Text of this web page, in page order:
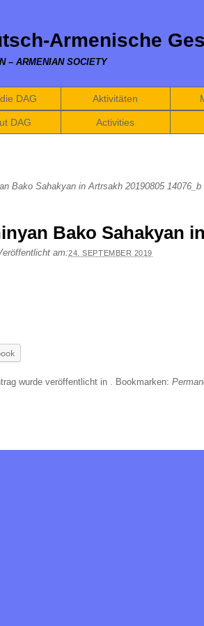
Armenische
– ARMENIAN SOCIETY
DAG Aktivitäten
DAG Activities
Bako Sahakyan in Artrsakh 20190805 14076_b
Bako Sahakyan
am:24. SEPTEMBER 2019
wurde veröffentlicht in . Bookmarken: